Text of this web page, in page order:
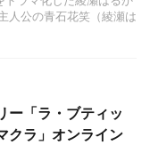
人公の青石花笑（綾瀬は
ー「ラ・ブティッ
クラ」オンライン